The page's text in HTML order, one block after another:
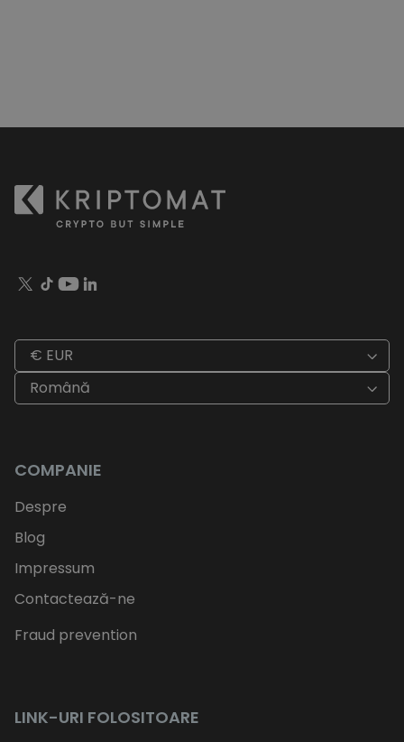
€ EUR
Română
COMPANIE
Despre
Blog
Impressum
Contactează-ne
Fraud prevention
LINK-URI FOLOSITOARE